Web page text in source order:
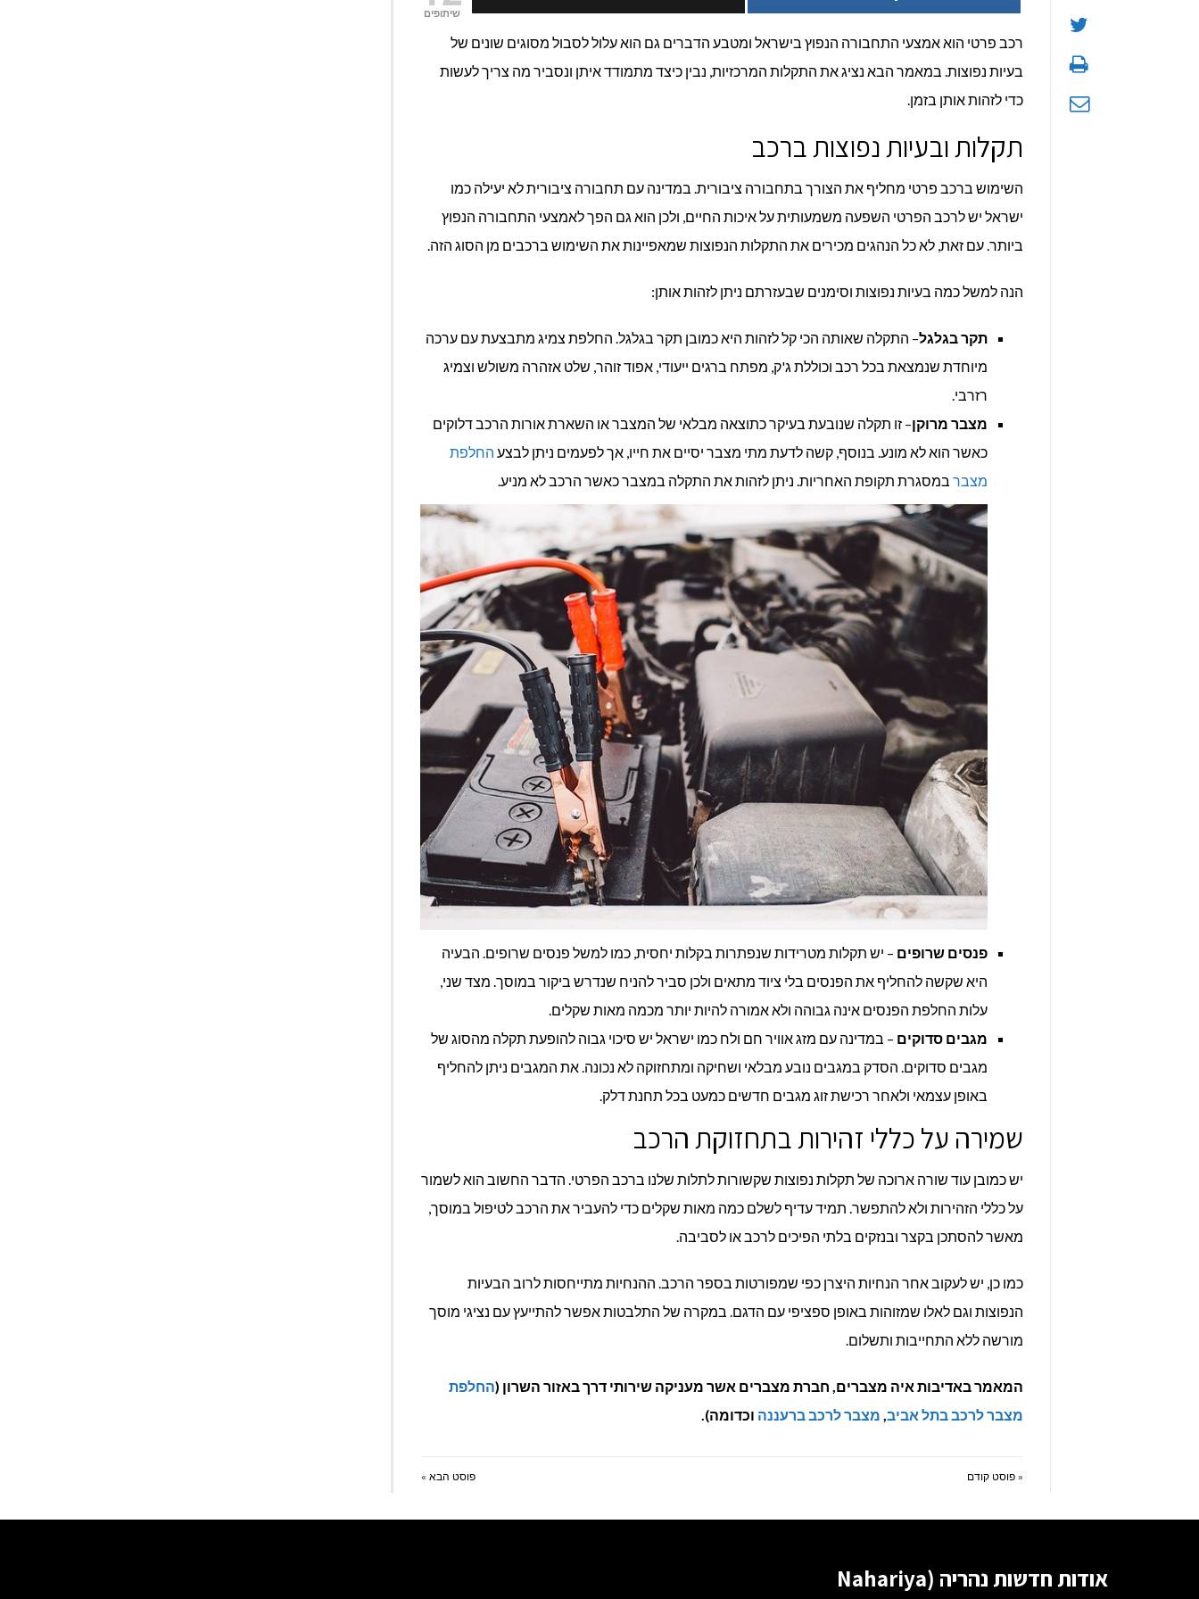
נפוצות
ברכב
שיתופים
רכב פרטי הוא אמצעי התחבורה הנפוץ בישראל ומטבע הדברים גם הוא עלול לסבול מסוגים שונים של
בעיות נפוצות. במאמר הבא נציג את התקלות המרכזיות, נבין כיצד מתמודד איתן ונסביר מה צריך לעשות
כדי לזהות אותן בזמן.
תקלות ובעיות נפוצות ברכב
השימוש ברכב פרטי מחליף את הצורך בתחבורה ציבורית. במדינה עם תחבורה ציבורית לא יעילה כמו
ישראל יש לרכב הפרטי השפעה משמעותית על איכות החיים, ולכן הוא גם הפך לאמצעי התחבורה הנפוץ
ביותר. עם זאת, לא כל הנהגים מכירים את התקלות הנפוצות שמאפיינות את השימוש ברכבים מן הסוג הזה.
הנה למשל כמה בעיות נפוצות וסימנים שבעזרתם ניתן לזהות אותן:
תקר בגלגל– התקלה שאותה הכי קל לזהות היא כמובן תקר בגלגל. החלפת צמיג מתבצעת עם ערכה
מיוחדת שנמצאת בכל רכב וכוללת ג'ק, מפתח ברגים ייעודי, אפוד זוהר, שלט אזהרה משולש וצמיג
רזרבי.
מצבר מרוקן– זו תקלה שנובעת בעיקר כתוצאה מבלאי של המצבר או השארת אורות הרכב דלוקים
כאשר הוא לא מונע. בנוסף, קשה לדעת מתי מצבר יסיים את חייו, אך לפעמים ניתן לבצע החלפת
מצבר במסגרת תקופת האחריות. ניתן לזהות את התקלה במצבר כאשר הרכב לא מניע.
פנסים שרופים – יש תקלות מטרידות שנפתרות בקלות יחסית, כמו למשל פנסים שרופים. הבעיה
היא שקשה להחליף את הפנסים בלי ציוד מתאים ולכן סביר להניח שנדרש ביקור במוסך. מצד שני,
עלות החלפת הפנסים אינה גבוהה ולא אמורה להיות יותר מכמה מאות שקלים.
מגבים סדוקים – במדינה עם מזג אוויר חם ולח כמו ישראל יש סיכוי גבוה להופעת תקלה מהסוג של
מגבים סדוקים. הסדק במגבים נובע מבלאי ושחיקה ומתחזוקה לא נכונה. את המגבים ניתן להחליף
באופן עצמאי ולאחר רכישת זוג מגבים חדשים כמעט בכל תחנת דלק.
שמירה על כללי זהירות בתחזוקת הרכב
יש כמובן עוד שורה ארוכה של תקלות נפוצות שקשורות לתלות שלנו ברכב הפרטי. הדבר החשוב הוא לשמור
על כללי הזהירות ולא להתפשר. תמיד עדיף לשלם כמה מאות שקלים כדי להעביר את הרכב לטיפול במוסך,
מאשר להסתכן בקצר ובנזקים בלתי הפיכים לרכב או לסביבה.
כמו כן, יש לעקוב אחר הנחיות היצרן כפי שמפורטות בספר הרכב. ההנחיות מתייחסות לרוב הבעיות
הנפוצות וגם לאלו שמזוהות באופן ספציפי עם הדגם. במקרה של התלבטות אפשר להתייעץ עם נציגי מוסך
מורשה ללא התחייבות ותשלום.
המאמר באדיבות איה מצברים, חברת מצברים אשר מעניקה שירותי דרך באזור השרון (החלפת
מצבר לרכב בתל אביב, מצבר לרכב ברעננה וכדומה).
« פוסט קודם פוסט הבא »
אודות חדשות נהריה (Nahariya